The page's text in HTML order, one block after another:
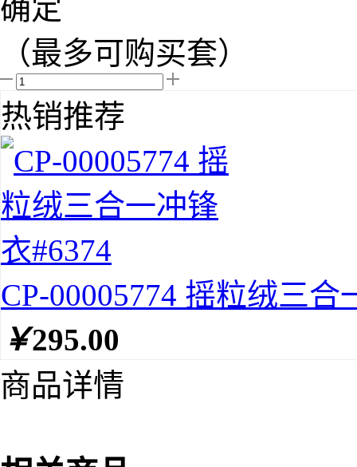
确定
（最多可购买套）
热销推荐
CP-00005774 摇粒绒三合
￥295.00
商品详情